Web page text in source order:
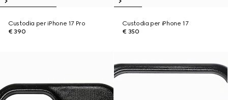
Custodia per iPhone 17 Pro
€ 390
Custodia per iPhone 17
€ 350